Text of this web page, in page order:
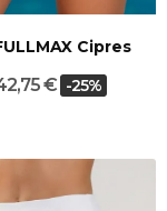
Cipres
€ -25%